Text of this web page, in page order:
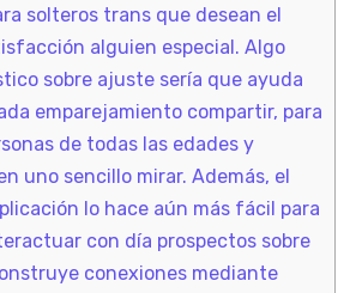
solteros trans que desean el
alguien especial. Algo
sobre ajuste sería que ayuda
emparejamiento compartir, para
de todas las edades y
uno sencillo mirar. Además, el
lo hace aún más fácil para
con día prospectos sobre
conexiones mediante